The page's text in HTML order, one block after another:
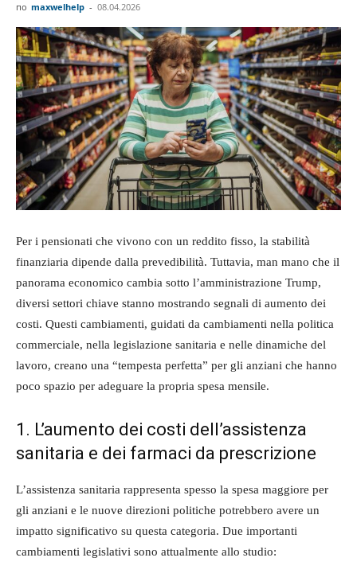
по maxwelhelp - 08.04.2026
Per i pensionati che vivono con un reddito fisso, la stabilità
finanziaria dipende dalla prevedibilità. Tuttavia, man mano che il
panorama economico cambia sotto l’amministrazione Trump,
diversi settori chiave stanno mostrando segnali di aumento dei
costi. Questi cambiamenti, guidati da cambiamenti nella politica
commerciale, nella legislazione sanitaria e nelle dinamiche del
lavoro, creano una “tempesta perfetta” per gli anziani che hanno
poco spazio per adeguare la propria spesa mensile.
1. L’aumento dei costi dell’assistenza
sanitaria e dei farmaci da prescrizione
L’assistenza sanitaria rappresenta spesso la spesa maggiore per
gli anziani e le nuove direzioni politiche potrebbero avere un
impatto significativo su questa categoria. Due importanti
cambiamenti legislativi sono attualmente allo studio: